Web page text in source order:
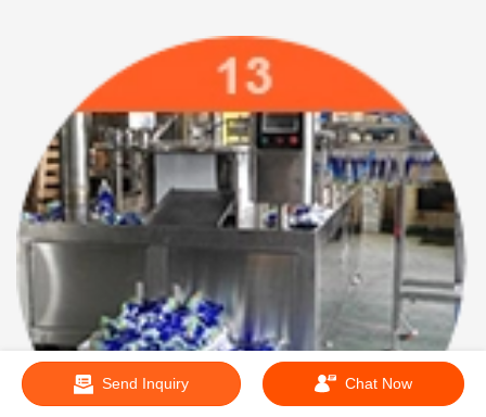
Send Inquiry Chat Now